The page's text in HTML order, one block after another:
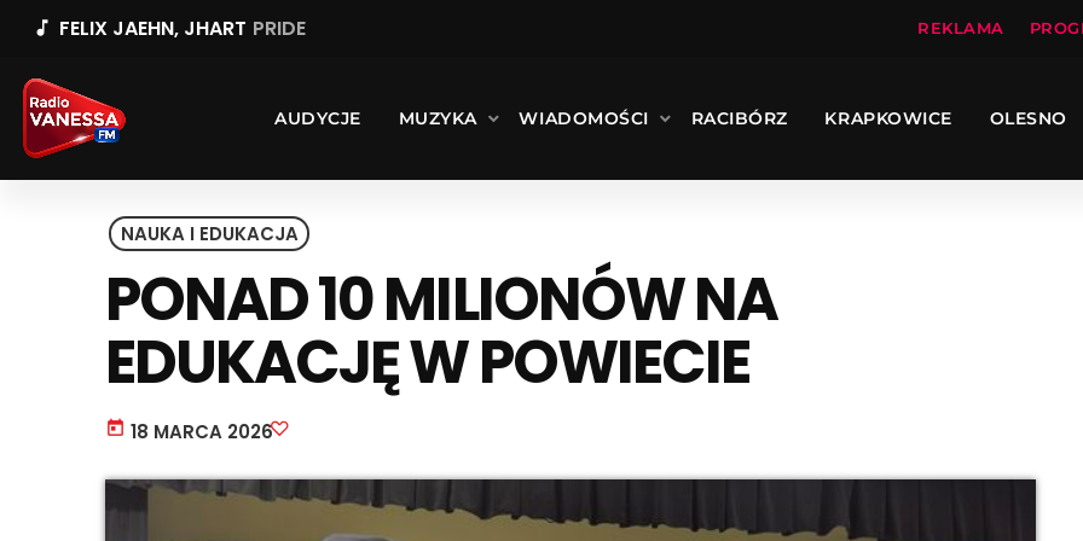
music_note FELIX JAEHN, JHART PRIDE REKLAMA
AUDYCJE MUZYKA WIADOMOŚCI RACIBÓRZ KRAPKOWICE OLESNO
NAUKA I EDUKACJA
PONAD 10 MILIONÓW NA
EDUKACJĘ W POWIECIE
today 18 MARCA 2026